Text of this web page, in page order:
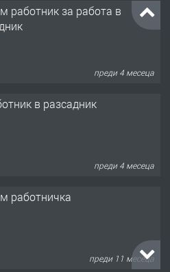
работник за работа в
преди 4 месеца
в разсадник
преди 4 месеца
работничка
преди 11 месеца